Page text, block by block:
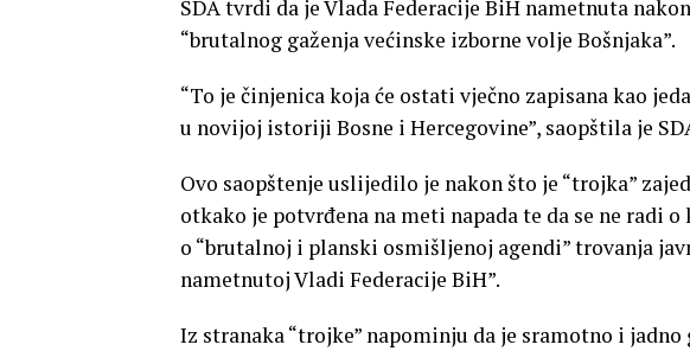
SDA tvrdi da je Vlada Federacije BiH nametnuta
“brutalnog gaženja većinske izborne volje Bošnjaka”.
“To je činjenica koja će ostati vječno zapisana kao
u novijoj istoriji Bosne i Hercegovine”, saopštila je
Ovo saopštenje uslijedilo je nakon što je “trojka”
otkako je potvrđena na meti napada te da se ne radi
o “brutalnoj i planski osmišljenoj agendi” trovanja
nametnutoj Vladi Federacije BiH”.
Iz stranaka “trojke” napominju da je sramotno i